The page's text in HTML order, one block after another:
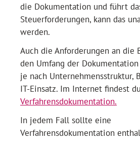
die Dokumentation und führt
Steuerforderungen, kann das
werden.
Auch die Anforderungen an die
den Umfang der
je nach Unternehmensstruktur,
IT-Einsatz. Im Internet findest du
Verfahrensdokumentation.
In jedem Fall sollte eine
Verfahrensdokumentation